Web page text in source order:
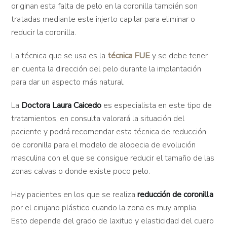
originan esta falta de pelo en la coronilla también son
tratadas mediante este injerto capilar para eliminar o
reducir la coronilla.
La técnica que se usa es la técnica FUEy se debe tener
en cuenta la dirección del pelo durante la implantación
para dar un aspecto más natural.
La Doctora Laura Caicedo es especialista en este tipo de
tratamientos, en consulta valorará la situación del
paciente y podrá recomendar esta técnica de reducción
de coronilla para el modelo de alopecia de evolución
masculina con el que se consigue reducir el tamaño de las
zonas calvas o donde existe poco pelo.
Hay pacientes en los que se realizareducción de coronilla
por el cirujano plástico cuando la zona es muy amplia.
Esto depende del grado de laxitud y elasticidad del cuero